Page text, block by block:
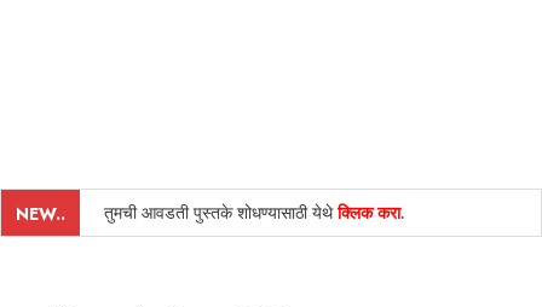
NEW.. तुमची आवडती पुस्तके शोधण्यासाठी येथेक्लिक करा.